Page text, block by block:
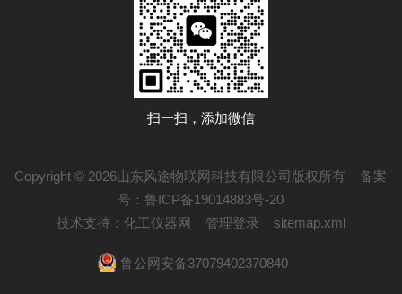
扫一扫，添加微信
Copyright © 2026山东风途物联网科技有限公司版权所有 备案
号：鲁ICP备19014883号-20
技术支持： 化工仪器网 管理登录 sitemap.xml
鲁公网安备37079402370840